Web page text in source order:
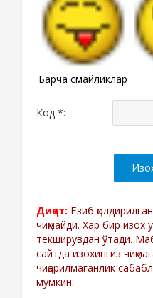
Барча смайликлар
Код *:
Диққат: Ёзиб
чиқмайди. Хар бир изох
текширувдан ўтади.
сайтда изохингиз
чиқарилмаганлик
мумкин: